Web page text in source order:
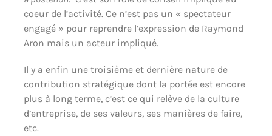
coeur de l’activité. Ce n’est pas un « spectateur
engagé » pour reprendre l’expression de Raymond
Aron mais un acteur impliqué.
Il y a enfin une troisième et dernière nature de
contribution stratégique dont la portée est encore
plus à long terme, c’est ce qui relève de la culture
d’entreprise, de ses valeurs, ses manières de faire,
etc.